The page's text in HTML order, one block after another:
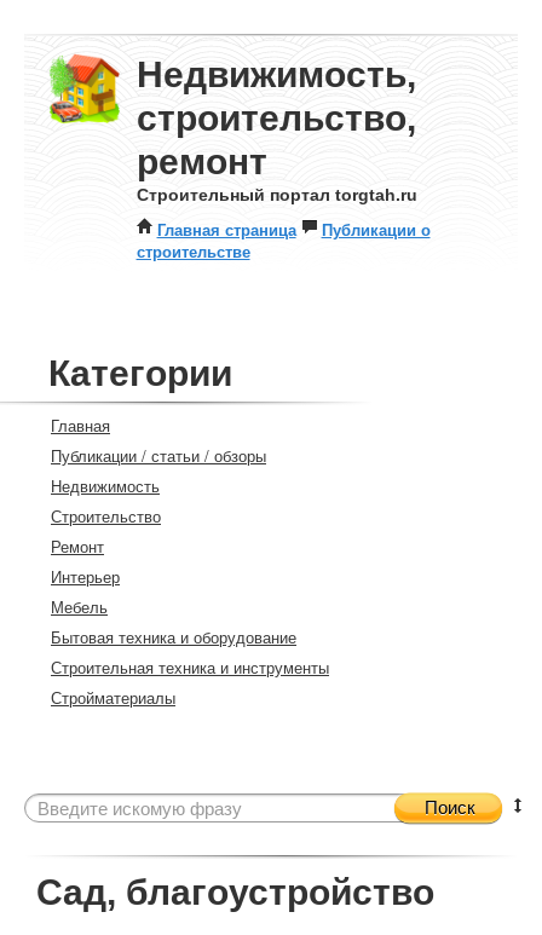
Недвижимость,
строительство,
ремонт
Строительный портал torgtah.ru
Главная страница
Публикации о
строительстве
Категории
Главная
Публикации / статьи / обзоры
Недвижимость
Строительство
Ремонт
Интерьер
Мебель
Бытовая техника и оборудование
Строительная техника и инструменты
Стройматериалы
Поиск
Сад, благоустройство